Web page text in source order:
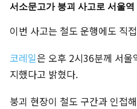
서소문고가 붕괴 사고로 서울
이번 사고는 철도 운행에도 직
코레일은 오후 2시36분께 서울
지했다고 밝혔다.
붕괴 현장이 철도 구간과 인접